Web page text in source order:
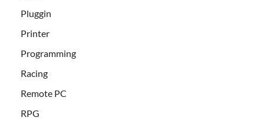
Pluggin
Printer
Programming
Racing
Remote PC
RPG